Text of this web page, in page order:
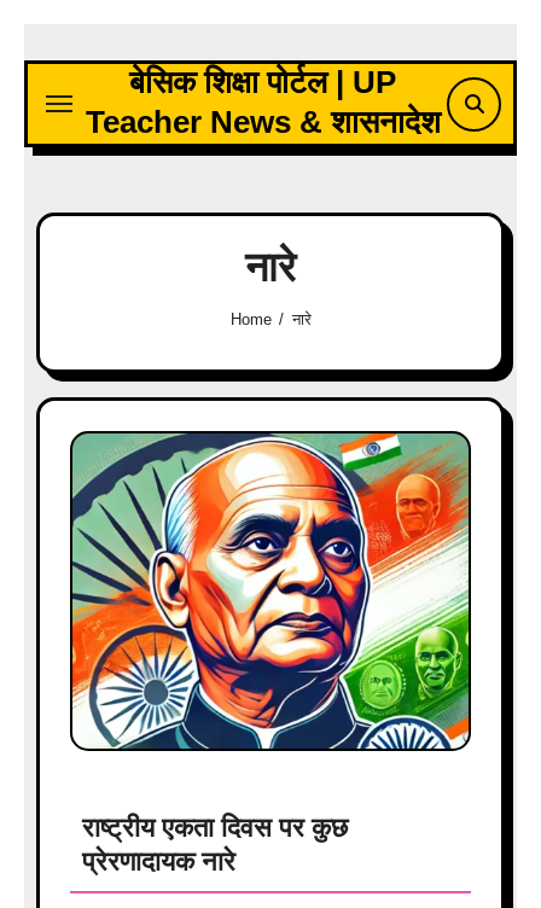
content
बेसिक शिक्षा पोर्टल | UP
Teacher News & शासनादेश
नारे
Home नारे
राष्ट्रीय एकता दिवस पर कुछ
प्रेरणादायक नारे